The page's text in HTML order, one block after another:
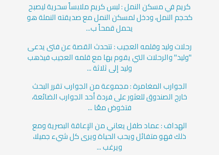
كريم في مسكن النمل : لبس كريم ملابساً سحرية ليصبح
كحجم النمل، ودخل لمسكن النمل مع صديقته النملة هو
يحمل قمحاً ب...
رحلات وليد وقلمه العجيب : تتحدث القصة عن فتى يدعى
"وليد" والرحلات التي يقوم بها مع قلمه العجيب فيذهب
وليد إلى ثلاثة ...
الجوارب المغامرة : مجموعة من الجوارب تقرر البحث
خارج الصندوق للعثور على فردة أحد الجوارب الضائعة،
فتخوض معًا ...
الهداف : عماد طفل يعاني من الإعاقة البصرية ومع
ذلك فهو متفائل ويحب الحياة ويرى كل شيء جميلا،
ويرغب ...